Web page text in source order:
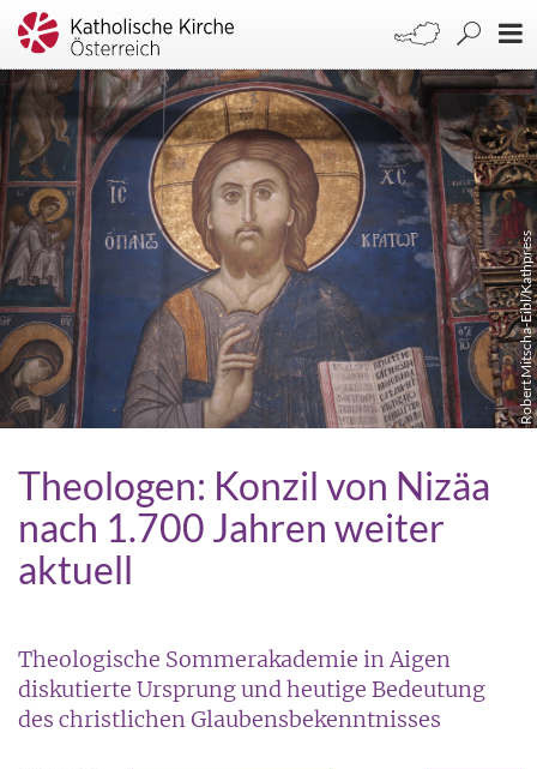
Robert Mitscha-Eibl/Kathpress
Theologen: Konzil von Nizäa
nach 1.700 Jahren weiter
aktuell
Theologische Sommerakademie in Aigen
diskutierte Ursprung und heutige Bedeutung
des christlichen Glaubensbekenntnisses